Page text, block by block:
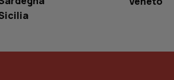
di accesso per